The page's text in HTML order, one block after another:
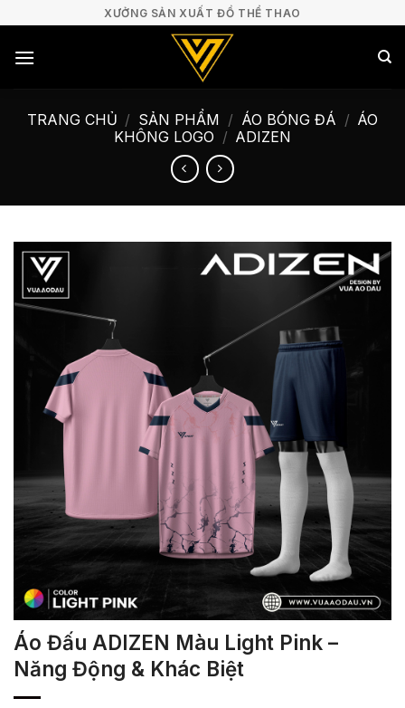
nội
XƯỞNG SẢN XUẤT ĐỒ THỂ THAO
TRANG CHỦ / SẢN PHẨM / ÁO BÓNG ĐÁ / ÁO
KHÔNG LOGO / ADIZEN
Áo Đấu ADIZEN Màu Light Pink –
Năng Động & Khác Biệt